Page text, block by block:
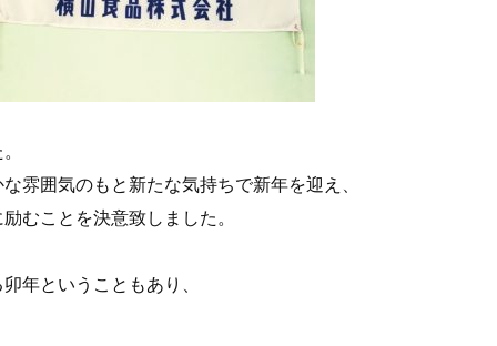
雰囲気のもと新たな気持ちで新年を迎え、
むことを決意致しました。
年ということもあり、